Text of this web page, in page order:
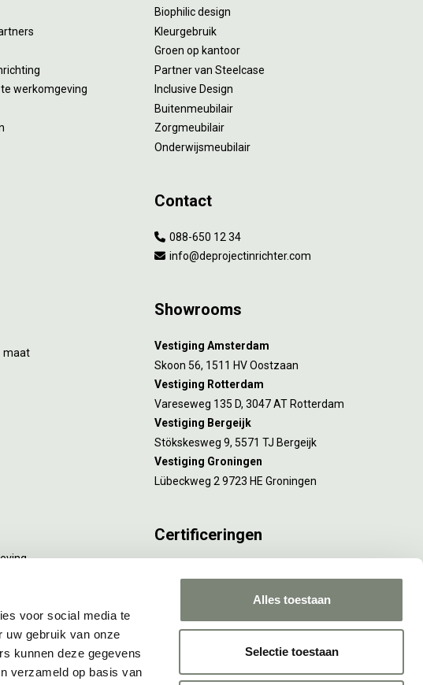
voor social media te
uw gebruik van onze
kunnen deze gegevens
verzameld op basis van
Alles toestaan
Selectie toestaan
werkomgeving
maat
Biophilic design
Kleurgebruik
Groen op kantoor
Partner van Steelcase
Inclusive Design
Buitenmeubilair
Zorgmeubilair
Onderwijsmeubilair
Contact
088-650 12 34
info@deprojectinrichter.com
Showrooms
Vestiging Amsterdam
Skoon 56, 1511 HV Oostzaan
Vestiging Rotterdam
Vareseweg 135 D, 3047 AT Rotterdam
Vestiging Bergeijk
Stökskesweg 9, 5571 TJ Bergeijk
Vestiging Groningen
Lübeckweg 2 9723 HE Groningen
Certificeringen
Rotterdam en Culemborg.